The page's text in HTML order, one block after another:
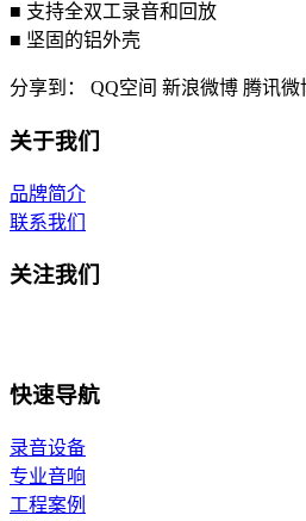
■ 支持全双工录音和回放
■ 坚固的铝外壳
分享到： QQ空间 新浪微博 腾讯微
关于我们
品牌简介
联系我们
关注我们
快速导航
录音设备
专业音响
工程案例